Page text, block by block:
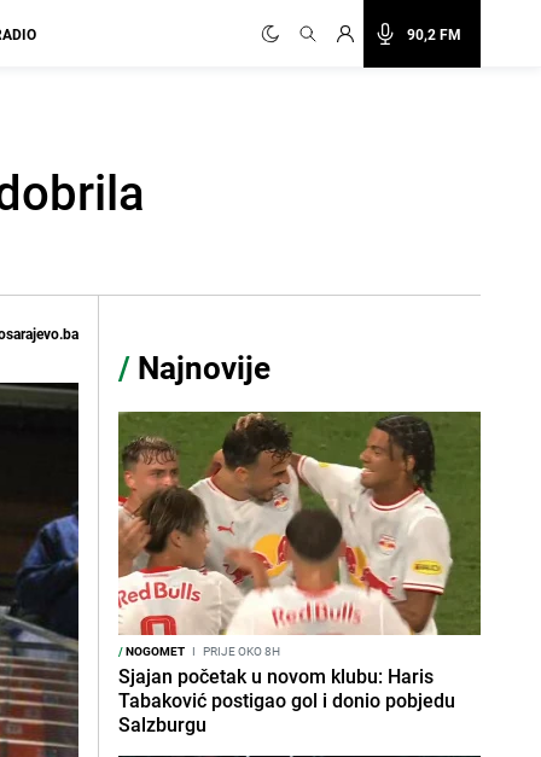
90,2 FM
/ Najnovije
/NOGOMET I PRIJE OKO 8H
Sjajan početak u novom klubu: Haris
Tabaković postigao gol i donio pobjedu
Salzburgu